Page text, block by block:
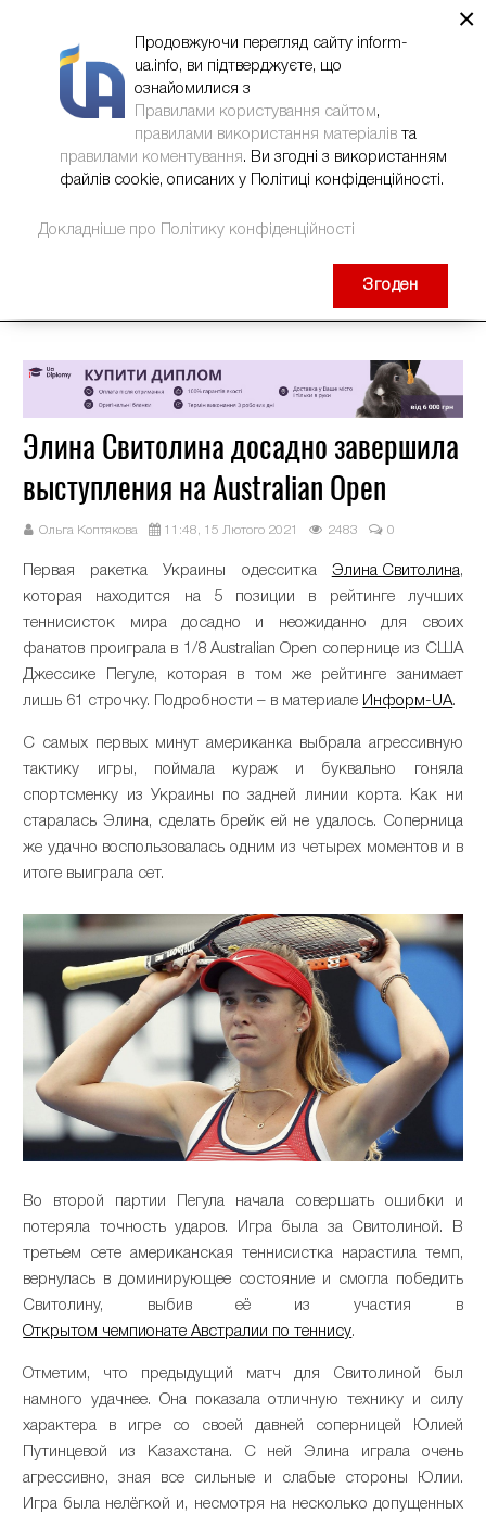
Элина Свитолина досадно завершила
выступления на Australian Open
Ольга Коптякова 11:48, 15 Лютого 2021 2483 0
Первая ракетка Украины одесситка Элина Свитолина,
которая находится на 5 позиции в рейтинге лучших
теннисисток мира досадно и неожиданно для своих
фанатов проиграла в 1/8 Australian Open сопернице из США
Джессике Пегуле, которая в том же рейтинге занимает
лишь 61 строчку. Подробности – в материале Информ-UA.
С самых первых минут американка выбрала агрессивную
тактику игры, поймала кураж и буквально гоняла
спортсменку из Украины по задней линии корта. Как ни
старалась Элина, сделать брейк ей не удалось. Соперница
же удачно воспользовалась одним из четырех моментов и в
итоге выиграла сет.
Во второй партии Пегула начала совершать ошибки и
потеряла точность ударов. Игра была за Свитолиной. В
третьем сете американская теннисистка нарастила темп,
вернулась в доминирующее состояние и смогла победить
Свитолину, выбив её из участия в
Открытом чемпионате Австралии по теннису.
Отметим, что предыдущий матч для Свитолиной был
намного удачнее. Она показала отличную технику и силу
характера в игре со своей давней соперницей Юлией
Путинцевой из Казахстана. С ней Элина играла очень
агрессивно, зная все сильные и слабые стороны Юлии.
Игра была нелёгкой и, несмотря на несколько допущенных
×
Продовжуючи перегляд сайту inform-
ua.info, ви підтверджуєте, що
ознайомилися з
Правилами користування сайтом,
правилами використання матеріалів та
правилами коментування. Ви згодні з використанням
файлів cookie, описаних у Політиці конфіденційності.
Докладніше про Політику конфіденційності
Згоден